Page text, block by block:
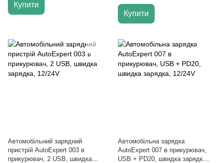
Купити
Купити
Автомобільний зарядний
пристрій AutoExpert 003 в
прикурювач, 2 USB, швидка
Автомобільна зарядка
AutoExpert 007 в прикурювач,
USB + PD20, швидка зарядка,